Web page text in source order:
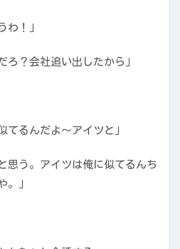
わ！」
ろ？会社追い出したから」
てるんだよ〜アイツと」
う。アイツは俺に似てるんち
。」